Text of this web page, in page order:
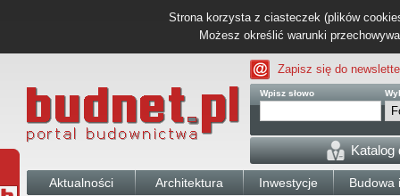
Strona korzysta z ciasteczek (plików
Możesz określić warunki
Zapisz się do
Wpisz słowo
Katalog
Aktualności Architektura Inwestycje Budowa